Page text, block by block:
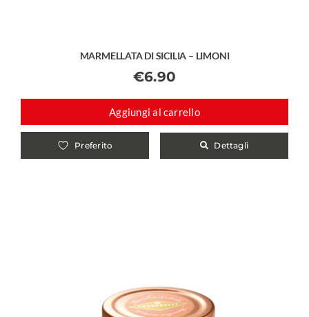
MARMELLATA DI SICILIA – LIMONI
€6.90
Aggiungi al carrello
Preferito Dettagli